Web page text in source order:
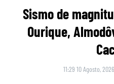
Sismo de
Ourique,
11:29 10 Agosto, 2026